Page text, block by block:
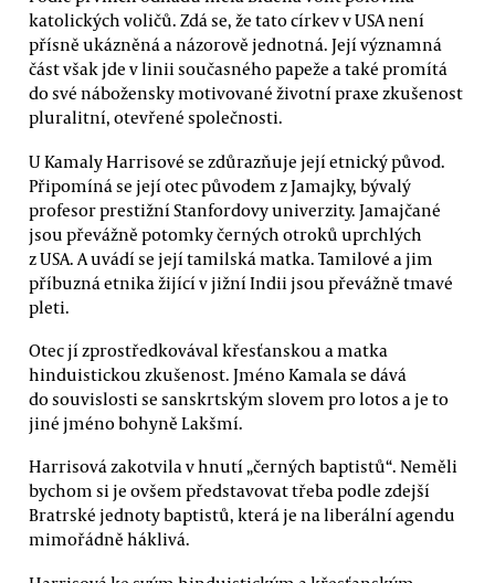
katolických voličů. Zdá se, že tato církev v USA není
přísně ukázněná a názorově jednotná. Její významná
část však jde v linii současného papeže a také promítá
do své nábožensky motivované životní praxe zkušenost
pluralitní, otevřené společnosti.
U Kamaly Harrisové se zdůrazňuje její etnický původ.
Připomíná se její otec původem z Jamajky, bývalý
profesor prestižní Stanfordovy univerzity. Jamajčané
jsou převážně potomky černých otroků uprchlých
z USA. A uvádí se její tamilská matka. Tamilové a jim
příbuzná etnika žijící v jižní Indii jsou převážně tmavé
pleti.
Otec jí zprostředkovával křesťanskou a matka
hinduistickou zkušenost. Jméno Kamala se dává
do souvislosti se sanskrtským slovem pro lotos a je to
jiné jméno bohyně Lakšmí.
Harrisová zakotvila v hnutí „černých baptistů“. Neměli
bychom si je ovšem představovat třeba podle zdejší
Bratrské jednoty baptistů, která je na liberální agendu
mimořádně háklivá.